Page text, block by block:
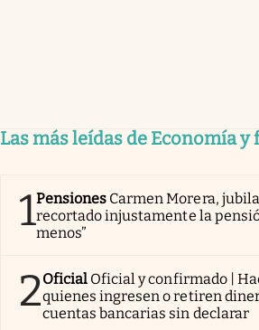
Las más leídas de Economía y
1Pensiones Carmen Morera,
recortado injustamente la
menos”
2Oficial Oficial y confirmado |
quienes ingresen o retiren
cuentas bancarias sin declarar